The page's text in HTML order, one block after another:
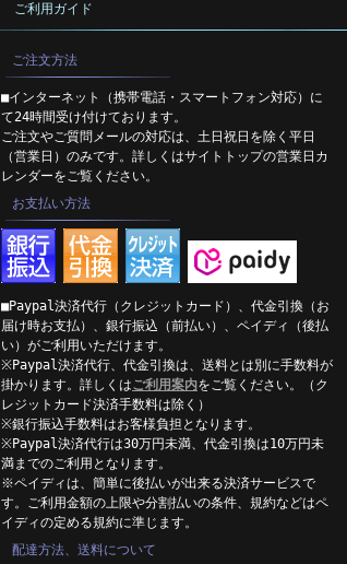
ご利用ガイド
ご注文方法
■インターネット（携帯電話・スマートフォン対応）に
て24時間受け付けております。
ご注文やご質問メールの対応は、土日祝日を除く平日
（営業日）のみです。詳しくはサイトトップの営業日カ
レンダーをご覧ください。
お支払い方法
■Paypal決済代行（クレジットカード）、代金引換（お
届け時お支払）、銀行振込（前払い）、ペイディ（後払
い）がご利用いただけます。
※Paypal決済代行、代金引換は、送料とは別に手数料が
掛かります。詳しくはご利用案内をご覧ください。（ク
レジットカード決済手数料は除く）
※銀行振込手数料はお客様負担となります。
※Paypal決済代行は30万円未満、代金引換は10万円未
満までのご利用となります。
※ペイディは、簡単に後払いが出来る決済サービスで
す。ご利用金額の上限や分割払いの条件、規約などはペ
イディの定める規約に準じます。
配達方法、送料について